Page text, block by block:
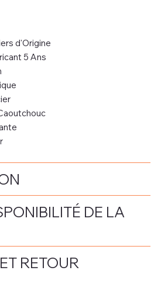
d'Origine
5 Ans
DE LA
RETOUR